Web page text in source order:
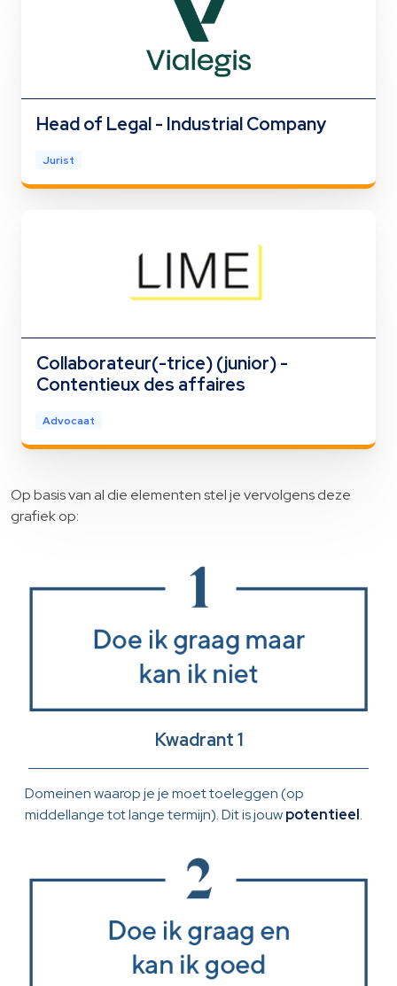
Head of Legal - Industrial Company
Jurist
Collaborateur(-trice) (junior) -
Contentieux des affaires
Advocaat
Op basis van al die elementen stel je vervolgens deze
grafiek op:
Kwadrant 1
Domeinen waarop je je moet toeleggen (op
middellange tot lange termijn). Dit is jouwpotentieel.